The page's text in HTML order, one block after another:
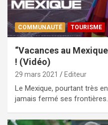
COMMUNAUTÉ TOURISME
“Vacances au
! (Vidéo)
29 mars 2021 Editeur
Le Mexique, pourtant très
jamais fermé ses